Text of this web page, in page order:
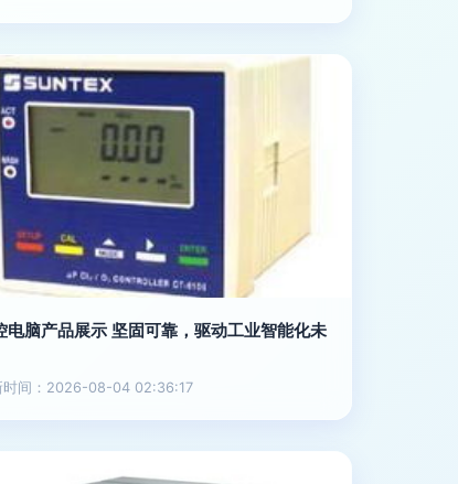
电脑产品展示 坚固可靠，驱动工业智能化未
时间：2026-08-04 02:36:17